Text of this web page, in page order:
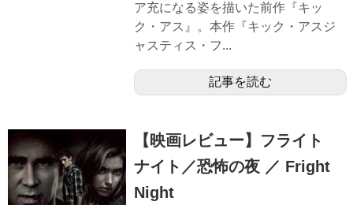
ア充になる姿を描いた前作『キッ
ク・アス』。本作『キック・アスジ
ャスティス・フ...
記事を読む
【映画レビュー】フライト
ナイト／恐怖の夜 ／ Fright
Night